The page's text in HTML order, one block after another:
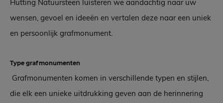
Hutting Natuursteen luisteren we aandachtig naar uw
wensen, gevoel en ideeën en vertalen deze naar een uniek
en persoonlijk grafmonument.
Type grafmonumenten
Grafmonumenten komen in verschillende typen en stijlen,
die elk een unieke uitdrukking geven aan de herinnering